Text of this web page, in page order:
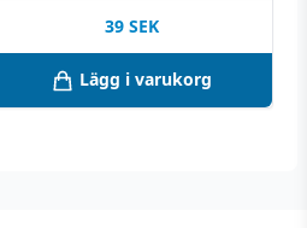
39 SEK
Lägg i varukorg